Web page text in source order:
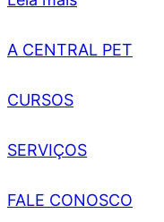
A CENTRAL PET
CURSOS
SERVIÇOS
FALE CONOSCO